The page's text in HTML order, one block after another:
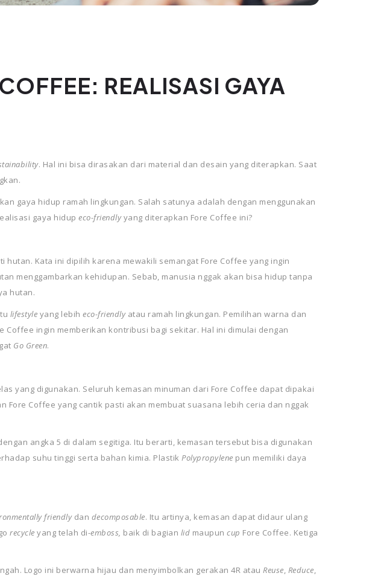
REALISASI GAYA
. Hal ini bisa dirasakan dari material dan desain yang diterapkan. Saat
gaya hidup ramah lingkungan. Salah satunya adalah dengan menggunakan
gaya hidup eco-friendlyyang diterapkan Fore Coffee ini?
hutan. Kata ini dipilih karena mewakili semangat Fore Coffee yang ingin
menggambarkan kehidupan. Sebab, manusia nggak akan bisa hidup tanpa
hutan.
lifestyle yang lebih eco-friendly atau ramah lingkungan. Pemilihan warna dan
ingin memberikan kontribusi bagi sekitar. Hal ini dimulai dengan
Go Green.
yang digunakan. Seluruh kemasan minuman dari Fore Coffee dapat dipakai
Coffee yang cantik pasti akan membuat suasana lebih ceria dan nggak
angka 5 di dalam segitiga. Itu berarti, kemasan tersebut bisa digunakan
suhu tinggi serta bahan kimia. Plastik Polypropylene pun memiliki daya
friendly dan decomposable. Itu artinya, kemasan dapat didaur ulang
recycle yang telah di-emboss, baik di bagian lid maupun cup Fore Coffee. Ketiga
Logo ini berwarna hijau dan menyimbolkan gerakan 4R atau Reuse, Reduce,